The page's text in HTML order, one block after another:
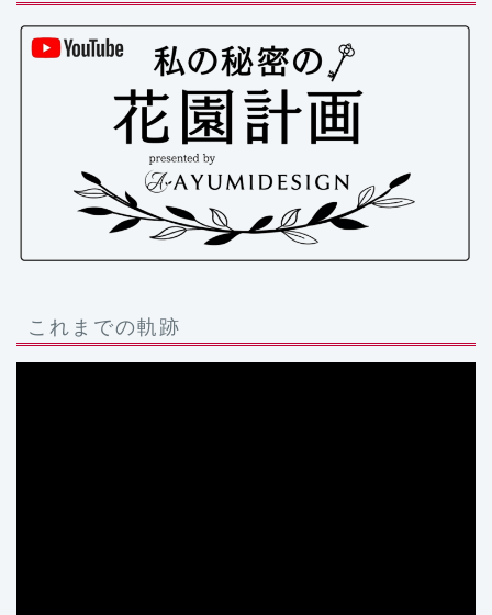
これまでの軌跡